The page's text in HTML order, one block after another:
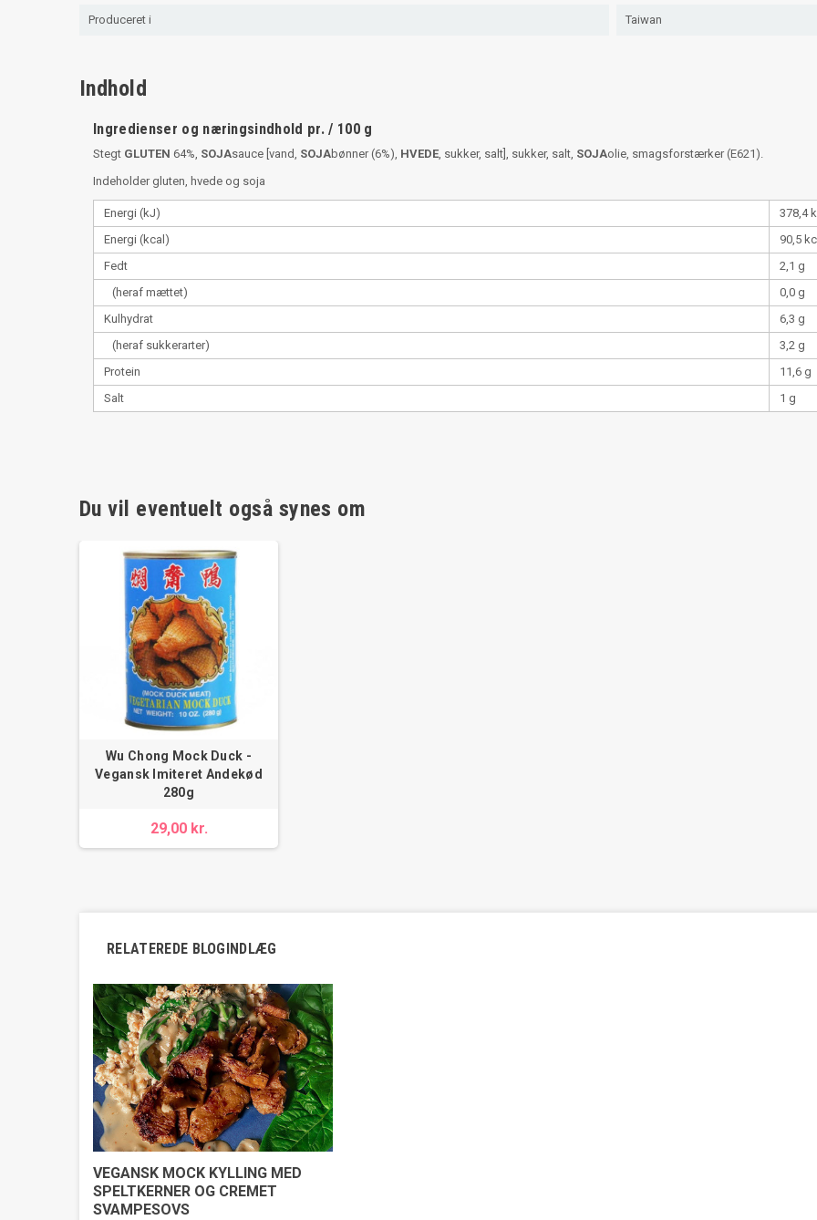
Produceret i Taiwan
Indhold
Ingredienser og næringsindhold pr. / 100 g
Stegt GLUTEN 64%, SOJAsauce [vand, SOJAbønner (6%), HVEDE, sukker, salt], sukker, salt, SOJAolie, smagsforstærker (E621).
Indeholder gluten, hvede og soja
Energi (kJ)
378,4
Energi (kcal)
90,5
Fedt
2,1 g
(heraf mættet)
0,0 g
Kulhydrat
6,3 g
(heraf sukkerarter)
3,2 g
Protein
11,6 g
Salt
1 g
Du vil eventuelt også synes om
Wu Chong Mock Duck -
Vegansk Imiteret Andekød
280g
29,00 kr.
RELATEREDE BLOGINDLÆG
VEGANSK MOCK KYLLING MED
SPELTKERNER OG CREMET
SVAMPESOVS